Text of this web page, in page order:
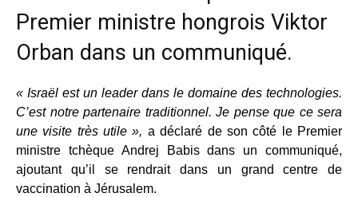
Premier ministre hongrois Viktor
Orban dans un communiqué.
« Israël est un leader dans le domaine des technologies.
C’est notre partenaire traditionnel. Je pense que ce sera
une visite très utile », a déclaré de son côté le Premier
ministre tchèque Andrej Babis dans un communiqué,
ajoutant qu’il se rendrait dans un grand centre de
vaccination à Jérusalem.